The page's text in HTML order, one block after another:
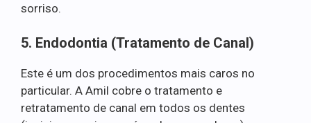
sorriso.
5. Endodontia (Tratamento de Canal)
Este é um dos procedimentos mais caros no
particular. A Amil cobre o tratamento e
retratamento de canal em todos os dentes